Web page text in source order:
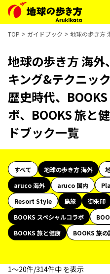
TOP ガイドブック 地球の歩き方
地球の歩き方 海
キング&テクニッ
歴史時代、
ボ、BOOKS 旅と
ドブック一覧
すべて 地球の歩き方 海外
aruco 海外
aruco 国内
Resort Style
島旅 御朱印
BOOKS スペシャルコラボ
BOOKS 旅と健康
BOOKS 旅の
1〜20件/314件中 を表示